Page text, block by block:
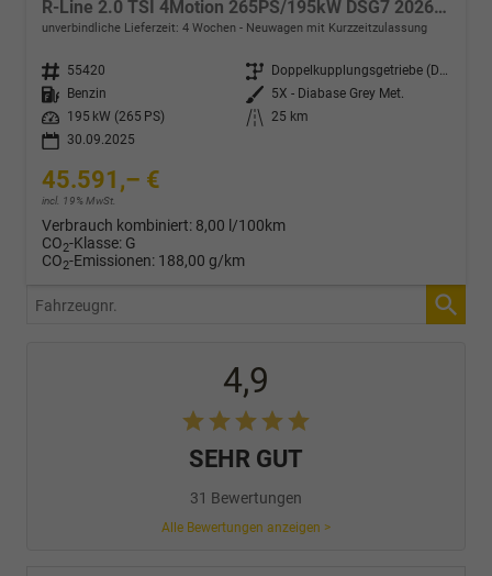
R-Line 2.0 TSI 4Motion 265PS/195kW DSG7 2026 +HUD +TRAVEL +15" NAVI +ACC +360° +PANO +AHK +MATRIX +EL. HECKKLAPPE +KEYLESS +3Z-KLIMA +SHZ +LENKRADHZ +MASSAGE +DIG. COCKPIT
unverbindliche Lieferzeit: 4 Wochen Neuwagen mit Kurzzeitzulassung
Fahrzeugnr. 55420 Getriebe
Doppelkupplungsgetriebe (DSG)
Kraftstoff
Benzin Außenfarbe
5X - Diabase Grey Met.
Leistung
195 kW (265 PS) Kilometerstand
25 km
30.09.2025
45.591,– €
incl. 19% MwSt.
Verbrauch kombiniert: 8,00 l/100km
CO2-Klasse: G
CO2-Emissionen: 188,00 g/km
Fahrzeugnr.
4,9
SEHR GUT
31 Bewertungen
Alle Bewertungen anzeigen >